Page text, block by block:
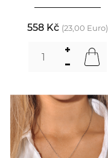
558 Kč (23,00 Euro)